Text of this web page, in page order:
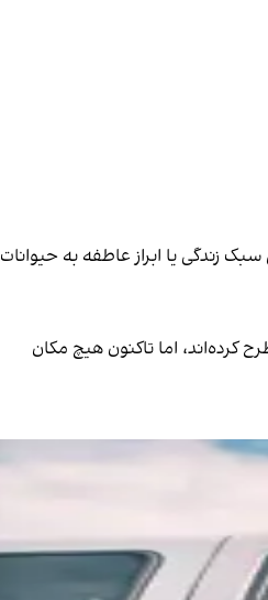
زندگی یا ابراز عاطفه به حیوانات
اما تاکنون هیچ مکان